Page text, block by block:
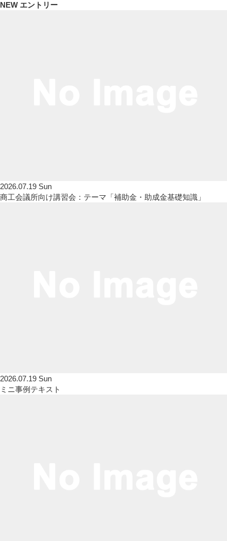
NEW エントリー
2026.07.19 Sun
商工会議所向け講習会：テーマ「補助金・助成金基礎知識」
2026.07.19 Sun
ミニ事例テキスト